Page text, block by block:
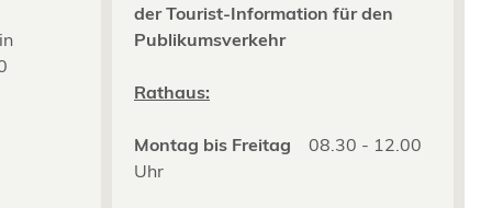
der Tourist-Information für den
Publikumsverkehr
Rathaus:
Montag bis Freitag 08.30 - 12.00
Uhr